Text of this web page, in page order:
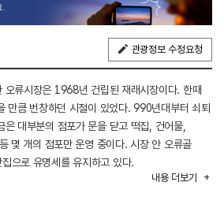
관광정보 수정요청
오류시장은 1968년 건립된 재래시장이다. 한때
만큼 번창하던 시절이 있었다. 990년대부터 쇠퇴
은 대부분의 점포가 문을 닫고 떡집, 건어물,
몇 개의 점포만 운영 중이다. 시장 안 오류골
으로 유명세를 유지하고 있다.
내용 더보기